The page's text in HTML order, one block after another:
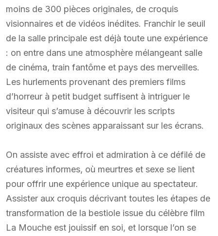
moins de 300 pièces originales, de croquis
visionnaires et de vidéos inédites. Franchir le seuil
de la salle principale est déjà toute une expérience
: on entre dans une atmosphère mélangeant salle
de cinéma, train fantôme et pays des merveilles.
Les hurlements provenant des premiers films
d’horreur à petit budget suffisent à intriguer le
visiteur qui s’amuse à découvrir les scripts
originaux des scènes apparaissant sur les écrans.
On assiste avec effroi et admiration à ce défilé de
créatures informes, où meurtres et sexe se lient
pour offrir une expérience unique au spectateur.
Assister aux croquis décrivant toutes les étapes de
transformation de la bestiole issue du célèbre film
La Mouche est jouissif en soi, et lorsque l’on se